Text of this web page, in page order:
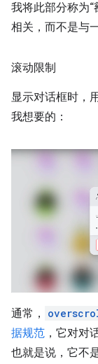
我将此部分称为
相关，而不是与
滚动限制
显示对话框时，
我想要的：
通常，
据规范 ，它对对
也就是说，它不